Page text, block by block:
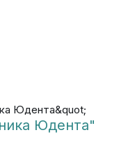
Юдента"